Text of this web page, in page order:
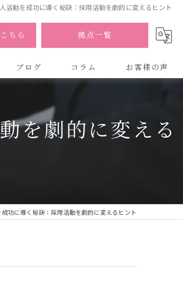
活動を成功に導く秘訣：採用活動を劇的に変えるヒント
ちら 拠点一覧
渋谷オフィス
町オフィス
ブログ コラム お客様の声
を劇的に変える
功に導く秘訣：採用活動を劇的に変えるヒント